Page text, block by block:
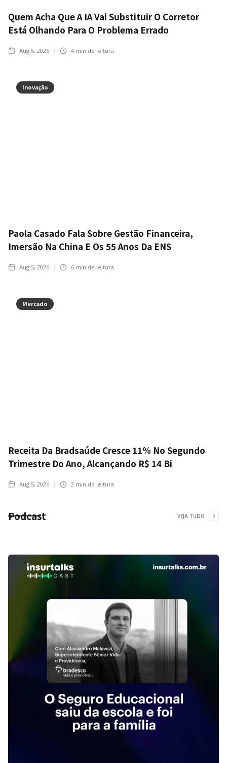
Quem Acha Que A IA Vai Substituir O Corretor
Está Olhando Para O Problema Errado
Aug 5, 2026 4 min de leitura
Inovação
Paola Casado Fala Sobre Gestão Financeira,
Imersão Na China E Os 55 Anos Da ENS
Aug 5, 2026 6 min de leitura
Mercado
Receita Da Bradsaúde Cresce 11% No Segundo
Trimestre Do Ano, Alcançando R$ 14 Bi
Aug 5, 2026 2 min de leitura
Podcast VEJA TUDO